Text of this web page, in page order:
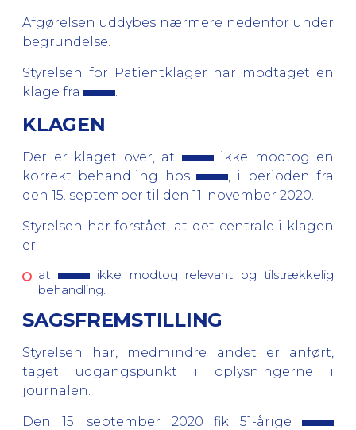
Afgørelsen uddybes nærmere nedenfor under
begrundelse.
Styrelsen for Patientklager har modtaget en
klage fra
KLAGEN
Der er klaget over, at
ikke modtog en
korrekt behandling hos
, i perioden fra
den 15. september til den 11. november 2020.
Styrelsen har forstået, at det centrale i klagen
er:
at
ikke modtog relevant og tilstrækkelig
behandling.
SAGSFREMSTILLING
Styrelsen har, medmindre andet er anført,
taget udgangspunkt i oplysningerne i
journalen.
Den 15. september 2020 fik 51-årige